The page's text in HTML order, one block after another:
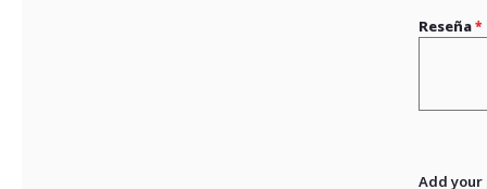
Reseña
Add your